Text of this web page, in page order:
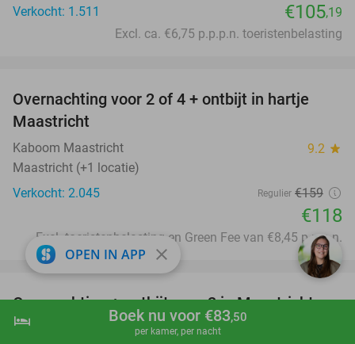
shopping_cart Boek nu
hotel Boek nu voor €83,50
per kamer, per nacht
Verkocht: 1.511
€105,19
Excl. ca. €6,75 p.p.p.n. toeristenbelasting
26%
Overnachting voor 2 of 4 + ontbijt in hartje
Maastricht
Kaboom Maastricht 9.2 star
Maastricht (+1 locatie)
Verkocht: 2.045
Regulier €159
€118
Excl. toeristenbelasting en Green Fee van €8,45 p.p.p.n.
19%
favorite_border
Overnachting + ontbijt voor 2 in Maastricht
Townhouse Hotel Maastricht & Spa
OPEN IN APP close